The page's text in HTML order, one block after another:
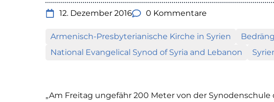
12. Dezember 2016 0 Kommentare
Armenisch-Presbyterianische Kirche in Syrien
National Evangelical Synod of Syria and Lebanon
„Am Freitag ungefähr 200 Meter von der Synodenschule